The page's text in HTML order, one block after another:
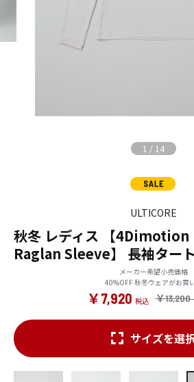
1 / 14
ULTICORE
秋冬 レディス 【
Raglan Sleeve】 長袖ター
メーカー希望小売価格
40%OFF 秋冬ウェアがお買
￥13,200
￥7,920
サイズを選